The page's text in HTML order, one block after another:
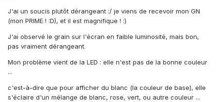
J'ai un soucis plutôt dérangeant :/ je viens de recevoir mon GN
(mon PRIME ! :D), et il est magnifique ! :)
J'ai observé le grain sur l'écran en faible luminosité, mais bon,
pas vraiment dérangeant.
Mon problème vient de la LED : elle n'est pas de la bonne couleur
...
c'est-à-dire que pour afficher du blanc (la couleur de base), elle
s'éclaire d'un mélange de blanc, rose, vert, ou autre couleur ...